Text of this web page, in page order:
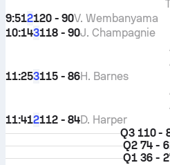
9:512120 - 90V. Wembanyama
10:143118 - 90J. Champagnie
11:253115 - 86H. Barnes
11:412112 - 84D. Harper
Q3 110 -
Q2 74 -
Q1 36 -